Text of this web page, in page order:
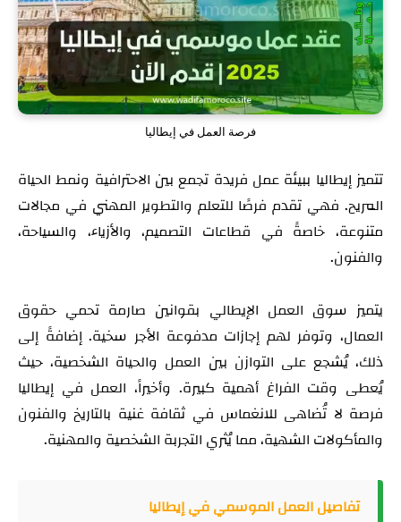
فرصة العمل في إيطاليا
تتميز إيطاليا ببيئة عمل فريدة تجمع بين الاحترافية ونمط الحياة
المريح. فهي تقدم فرصًا للتعلم والتطوير المهني في مجالات
متنوعة، خاصةً في قطاعات التصميم، والأزياء، والسياحة،
والفنون.
يتميز سوق العمل الإيطالي بقوانين صارمة تحمي حقوق
العمال، وتوفر لهم إجازات مدفوعة الأجر سخية. إضافةً إلى
ذلك، يُشجع على التوازن بين العمل والحياة الشخصية، حيث
يُعطى وقت الفراغ أهمية كبيرة. وأخيراً، العمل في إيطاليا
فرصة لا تُضاهى للانغماس في ثقافة غنية بالتاريخ والفنون
والمأكولات الشهية، مما يُثري التجربة الشخصية والمهنية.
تفاصيل العمل الموسمي في إيطاليا